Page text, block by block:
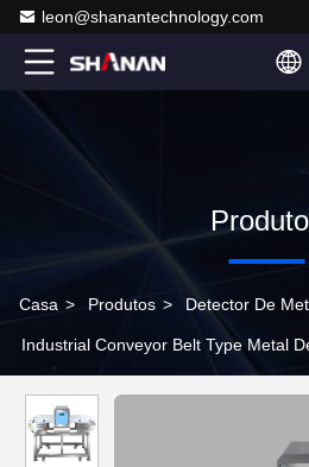
leon@shanantechnology.com
Casa > Produtos > Detector De
Industrial Conveyor Belt Type Metal